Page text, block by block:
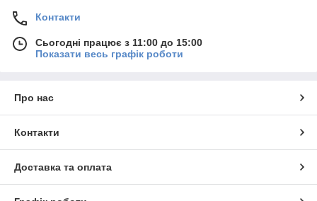
Контакти
Сьогодні працює з 11:00 до 15:00
Показати весь графік роботи
Про нас
Контакти
Доставка та оплата